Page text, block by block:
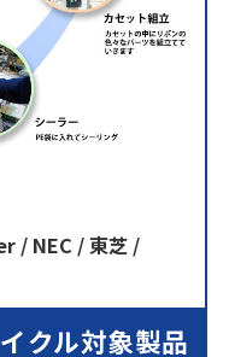
/ NEC / 東芝 /
クル対象製品